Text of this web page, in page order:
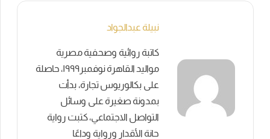
نبيلة عبدالجواد
كاتبة روائية وصحفية مصرية
مواليد القاهرة نوفمبر١٩٩٩، حاصلة
على بكالوريوس تجارة، بدأت
بمدونة صغيرة على وسائل
التواصل الاجتماعي، كتبت رواية
حانة الأقدار ورواية وداعًا